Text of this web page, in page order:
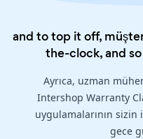
and to top it off,
the-clock, and
Ayrıca, uzman
Intershop Warranty
uygulamalarının sizin
gece